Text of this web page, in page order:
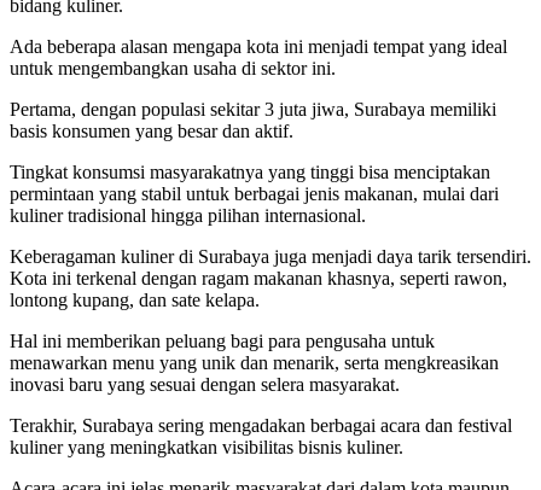
bidang kuliner.
Ada beberapa alasan mengapa kota ini menjadi tempat yang ideal
untuk mengembangkan usaha di sektor ini.
Pertama, dengan populasi sekitar 3 juta jiwa, Surabaya memiliki
basis konsumen yang besar dan aktif.
Tingkat konsumsi masyarakatnya yang tinggi bisa menciptakan
permintaan yang stabil untuk berbagai jenis makanan, mulai dari
kuliner tradisional hingga pilihan internasional.
Keberagaman kuliner di Surabaya juga menjadi daya tarik tersendiri.
Kota ini terkenal dengan ragam makanan khasnya, seperti rawon,
lontong kupang, dan sate kelapa.
Hal ini memberikan peluang bagi para pengusaha untuk
menawarkan menu yang unik dan menarik, serta mengkreasikan
inovasi baru yang sesuai dengan selera masyarakat.
Terakhir, Surabaya sering mengadakan berbagai acara dan festival
kuliner yang meningkatkan visibilitas bisnis kuliner.